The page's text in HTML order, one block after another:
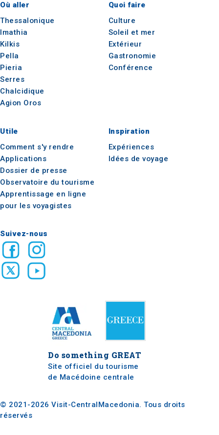
Où aller
Thessalonique
Imathia
Kilkis
Pella
Pieria
Serres
Chalcidique
Agion Oros
Quoi faire
Culture
Soleil et mer
Extérieur
Gastronomie
Conférence
Utile
Comment s'y rendre
Applications
Dossier de presse
Observatoire du tourisme
Apprentissage en ligne
pour les voyagistes
Inspiration
Expériences
Idées de voyage
Suivez-nous
Do something GREAT
Site officiel du tourisme
de Macédoine centrale
© 2021-2026 Visit-CentralMacedonia. Tous droits
réservés